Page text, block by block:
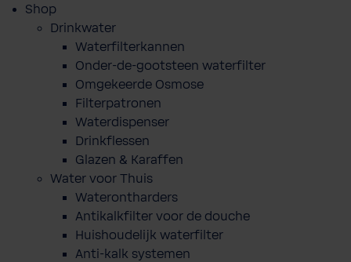
Shop
Drinkwater
Waterfilterkannen
Onder-de-gootsteen waterfilter
Omgekeerde Osmose
Filterpatronen
Waterdispenser
Drinkflessen
Glazen & Karaffen
Water voor Thuis
Waterontharders
Antikalkfilter voor de douche
Huishoudelijk waterfilter
Anti-kalk systemen